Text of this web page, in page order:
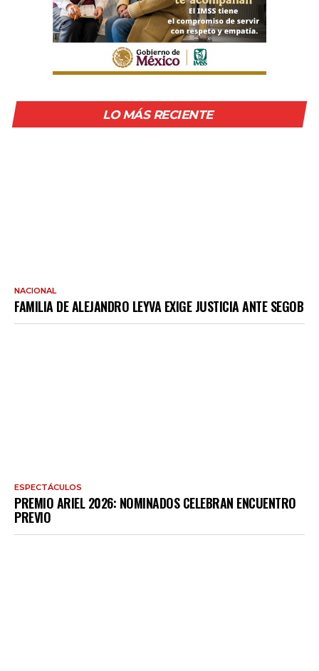
LO MÁS RECIENTE
NACIONAL
FAMILIA DE ALEJANDRO LEYVA EXIGE JUSTICIA ANTE SEGOB
ESPECTÁCULOS
PREMIO ARIEL 2026: NOMINADOS CELEBRAN ENCUENTRO
PREVIO